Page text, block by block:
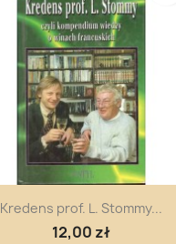
Szybki podgląd
Kredens prof. L. Stommy...
12,00 zł